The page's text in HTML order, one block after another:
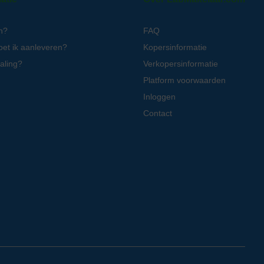
ik aanleveren?
FAQ
Kopersinformatie
Verkopersinformatie
Platform voorwaarden
Inloggen
Contact